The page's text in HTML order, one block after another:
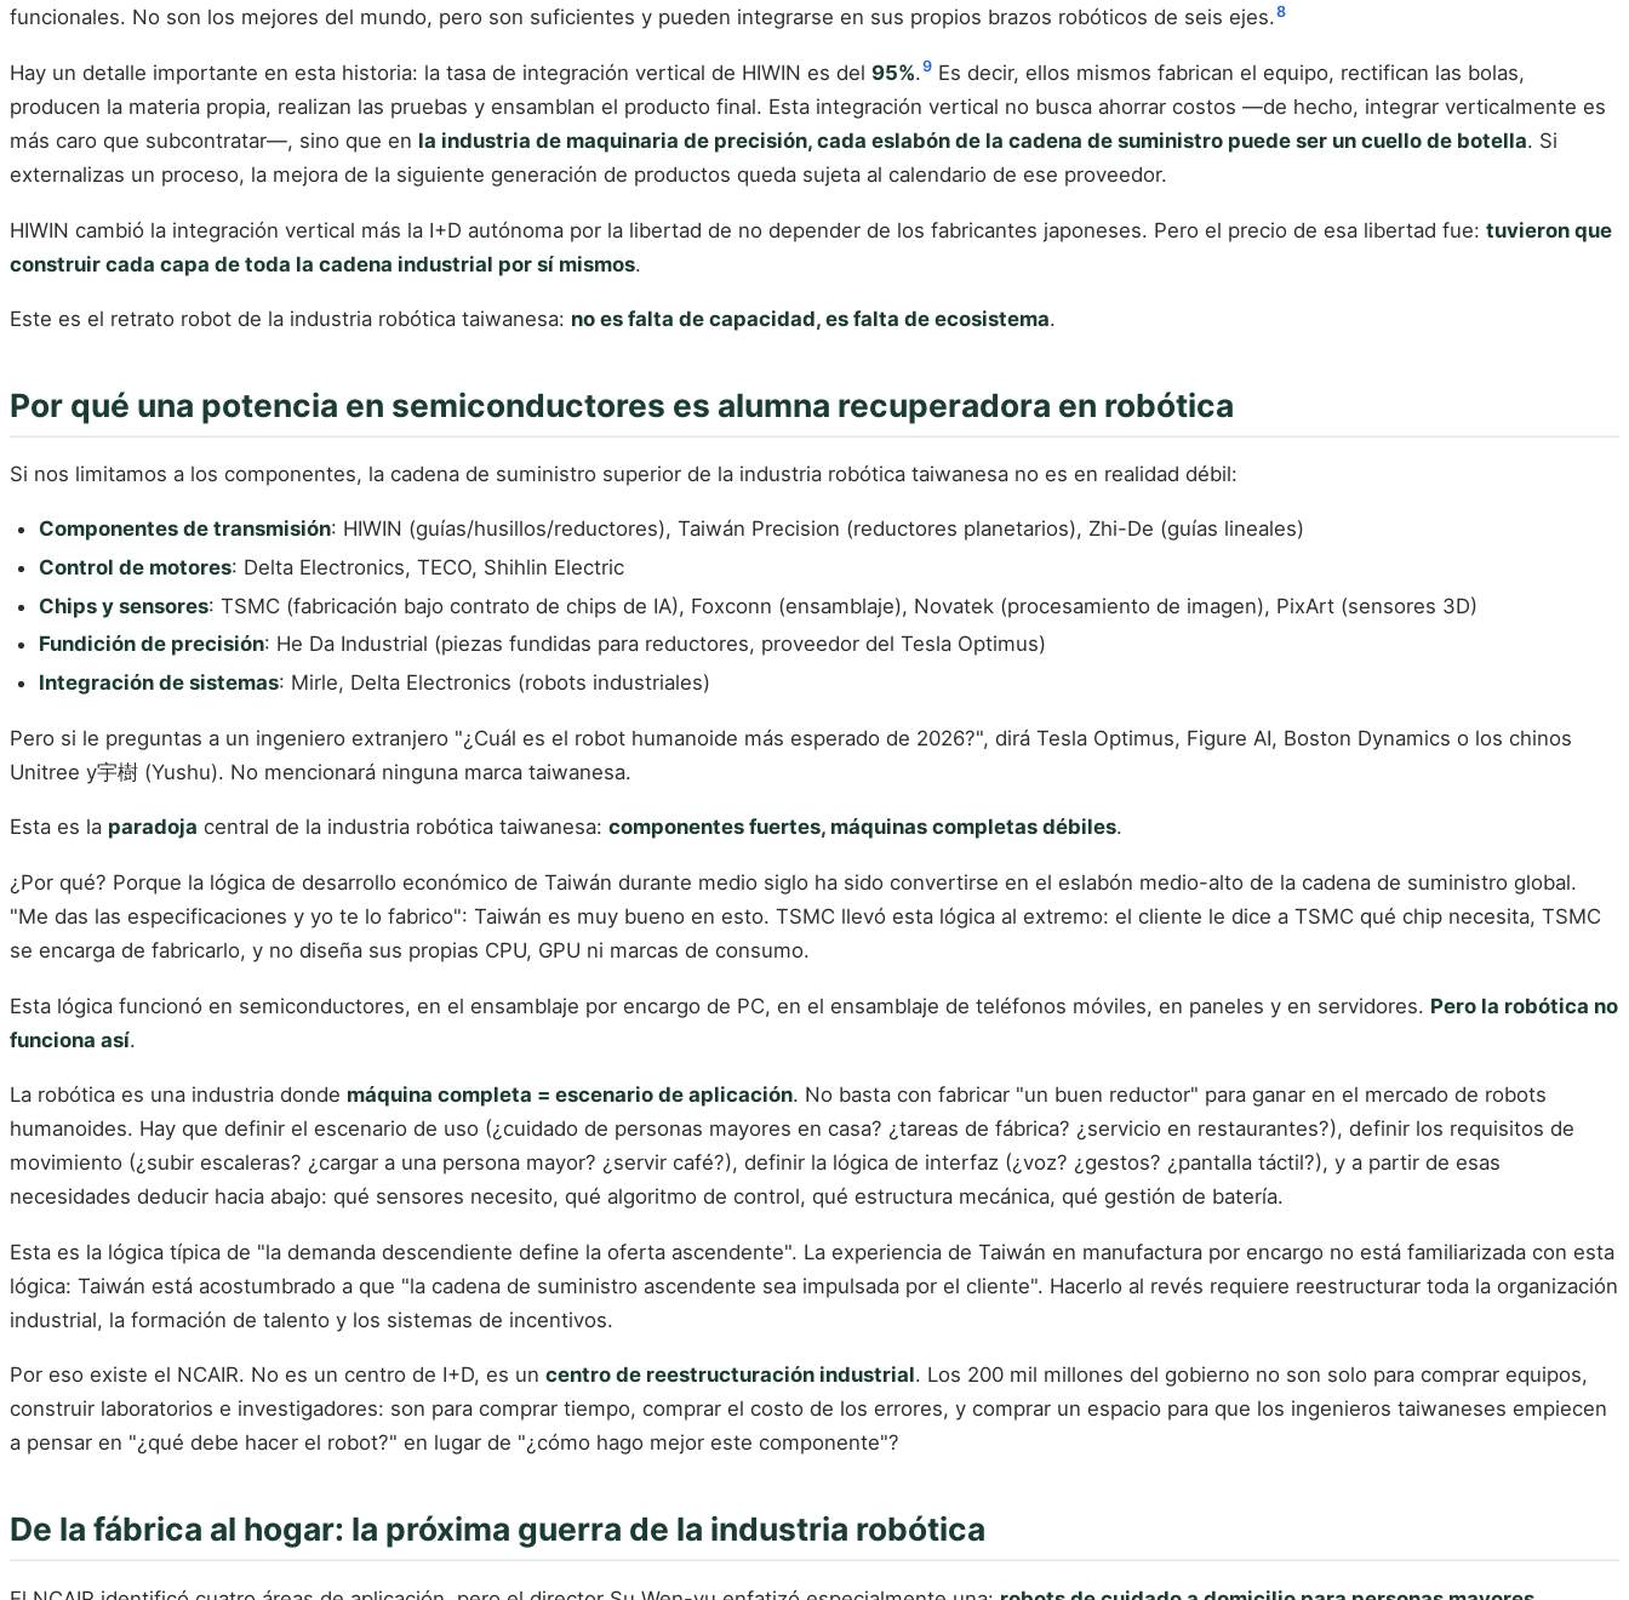
funcionales. No son los mejores del mundo, pero son suficientes y pueden integrarse en sus propios brazos robóticos de seis ejes.8
Hay un detalle importante en esta historia: la tasa de integración vertical de HIWIN es del 95%.9 Es decir, ellos mismos fabrican el equipo, rectifican las bolas,
producen la materia propia, realizan las pruebas y ensamblan el producto final. Esta integración vertical no busca ahorrar costos —de hecho, integrar verticalmente es
más caro que subcontratar—, sino que en la industria de maquinaria de precisión, cada eslabón de la cadena de suministro puede ser un cuello de botella. Si
externalizas un proceso, la mejora de la siguiente generación de productos queda sujeta al calendario de ese proveedor.
HIWIN cambió la integración vertical más la I+D autónoma por la libertad de no depender de los fabricantes japoneses. Pero el precio de esa libertad fue: tuvieron que
construir cada capa de toda la cadena industrial por sí mismos.
Este es el retrato robot de la industria robótica taiwanesa: no es falta de capacidad, es falta de ecosistema.
Por qué una potencia en semiconductores es alumna recuperadora en robótica
Si nos limitamos a los componentes, la cadena de suministro superior de la industria robótica taiwanesa no es en realidad débil:
Componentes de transmisión: HIWIN (guías/husillos/reductores), Taiwán Precision (reductores planetarios), Zhi-De (guías lineales)
Control de motores: Delta Electronics, TECO, Shihlin Electric
Chips y sensores: TSMC (fabricación bajo contrato de chips de IA), Foxconn (ensamblaje), Novatek (procesamiento de imagen), PixArt (sensores 3D)
Fundición de precisión: He Da Industrial (piezas fundidas para reductores, proveedor del Tesla Optimus)
Integración de sistemas: Mirle, Delta Electronics (robots industriales)
Pero si le preguntas a un ingeniero extranjero "¿Cuál es el robot humanoide más esperado de 2026?", dirá Tesla Optimus, Figure AI, Boston Dynamics o los chinos
Unitree y宇樹 (Yushu). No mencionará ninguna marca taiwanesa.
Esta es la paradoja central de la industria robótica taiwanesa: componentes fuertes, máquinas completas débiles.
¿Por qué? Porque la lógica de desarrollo económico de Taiwán durante medio siglo ha sido convertirse en el eslabón medio-alto de la cadena de suministro global.
"Me das las especificaciones y yo te lo fabrico": Taiwán es muy bueno en esto. TSMC llevó esta lógica al extremo: el cliente le dice a TSMC qué chip necesita, TSMC
se encarga de fabricarlo, y no diseña sus propias CPU, GPU ni marcas de consumo.
Esta lógica funcionó en semiconductores, en el ensamblaje por encargo de PC, en el ensamblaje de teléfonos móviles, en paneles y en servidores. Pero la robótica no
funciona así.
La robótica es una industria donde máquina completa = escenario de aplicación. No basta con fabricar "un buen reductor" para ganar en el mercado de robots
humanoides. Hay que definir el escenario de uso (¿cuidado de personas mayores en casa? ¿tareas de fábrica? ¿servicio en restaurantes?), definir los requisitos de
movimiento (¿subir escaleras? ¿cargar a una persona mayor? ¿servir café?), definir la lógica de interfaz (¿voz? ¿gestos? ¿pantalla táctil?), y a partir de esas
necesidades deducir hacia abajo: qué sensores necesito, qué algoritmo de control, qué estructura mecánica, qué gestión de batería.
Esta es la lógica típica de "la demanda descendiente define la oferta ascendente". La experiencia de Taiwán en manufactura por encargo no está familiarizada con esta
lógica: Taiwán está acostumbrado a que "la cadena de suministro ascendente sea impulsada por el cliente". Hacerlo al revés requiere reestructurar toda la organización
industrial, la formación de talento y los sistemas de incentivos.
Por eso existe el NCAIR. No es un centro de I+D, es un centro de reestructuración industrial. Los 200 mil millones del gobierno no son solo para comprar equipos,
construir laboratorios e investigadores: son para comprar tiempo, comprar el costo de los errores, y comprar un espacio para que los ingenieros taiwaneses empiecen
a pensar en "¿qué debe hacer el robot?" en lugar de "¿cómo hago mejor este componente"?
De la fábrica al hogar: la próxima guerra de la industria robótica